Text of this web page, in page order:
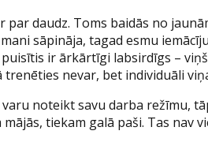
par daudz. Toms baidās no
sāpināja, tagad esmu
ir ārkārtīgi labsirdīgs –
nevar, bet individuāli
noteikt savu darba režīmu,
tiekam galā paši. Tas nav